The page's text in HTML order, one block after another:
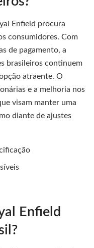
Enfield procura
consumidores. Com
de pagamento, a
brasileiros continuem
atraente. O
e a melhoria nos
visam manter uma
diante de ajustes
Enfield